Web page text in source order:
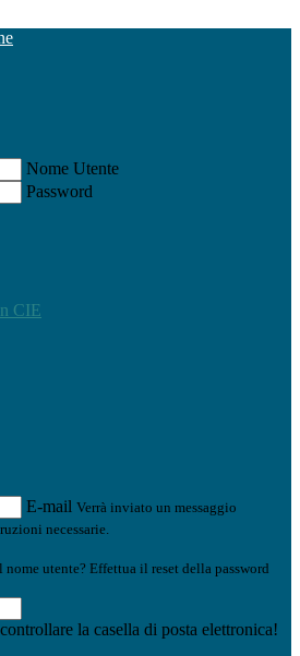
Nome Utente
Password
CIE
E-mail Verrà inviato un messaggio
necessarie.
utente? Effettua il reset della password
la casella di posta elettronica!